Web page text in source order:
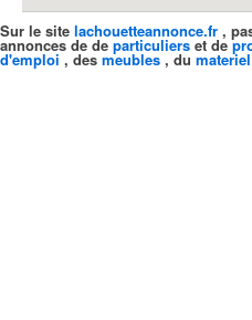
Sur le site lachouetteannonce.fr ,
annonces de de particuliers et de
d'emploi , des meubles , du